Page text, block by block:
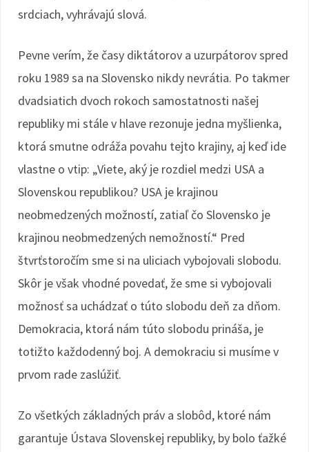
srdciach, vyhrávajú slová.
Pevne verím, že časy diktátorov a uzurpátorov spred
roku 1989 sa na Slovensko nikdy nevrátia. Po takmer
dvadsiatich dvoch rokoch samostatnosti našej
republiky mi stále v hlave rezonuje jedna myšlienka,
ktorá smutne odráža povahu tejto krajiny, aj keď ide
vlastne o vtip: „Viete, aký je rozdiel medzi USA a
Slovenskou republikou? USA je krajinou
neobmedzených možností, zatiaľ čo Slovensko je
krajinou neobmedzených nemožností.“ Pred
štvrťstoročím sme si na uliciach vybojovali slobodu.
Skôr je však vhodné povedať, že sme si vybojovali
možnosť sa uchádzať o túto slobodu deň za dňom.
Demokracia, ktorá nám túto slobodu prináša, je
totižto každodenný boj. A demokraciu si musíme v
prvom rade zaslúžiť.
Zo všetkých základných práv a slobôd, ktoré nám
garantuje Ústava Slovenskej republiky, by bolo ťažké